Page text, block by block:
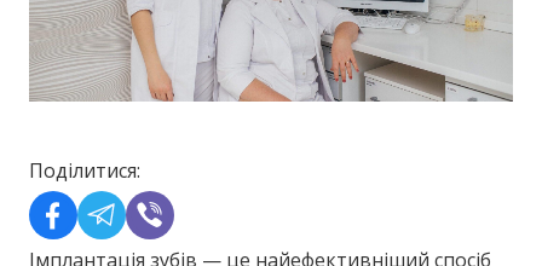
Поділитися:
Імплантація зубів — це найефективніший спосіб